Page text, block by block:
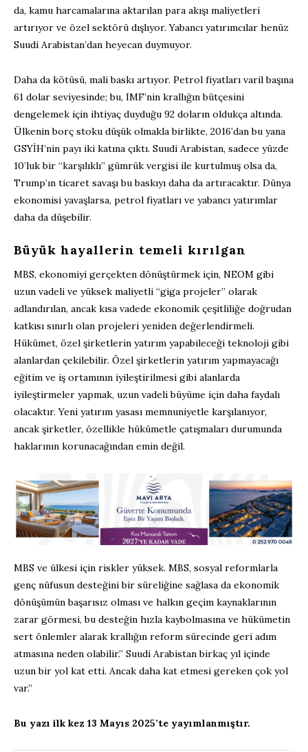
da, kamu harcamalarına aktarılan para akışı maliyetleri
artırıyor ve özel sektörü dışlıyor. Yabancı yatırımcılar henüz
Suudi Arabistan’dan heyecan duymuyor.
Daha da kötüsü, mali baskı artıyor. Petrol fiyatları varil başına
61 dolar seviyesinde; bu, IMF’nin krallığın bütçesini
dengelemek için ihtiyaç duyduğu 92 doların oldukça altında.
Ülkenin borç stoku düşük olmakla birlikte, 2016’dan bu yana
GSYİH’nin payı iki katına çıktı. Suudi Arabistan, sadece yüzde
10’luk bir “karşılıklı” gümrük vergisi ile kurtulmuş olsa da,
Trump’ın ticaret savaşı bu baskıyı daha da artıracaktır. Dünya
ekonomisi yavaşlarsa, petrol fiyatları ve yabancı yatırımlar
daha da düşebilir.
Büyük hayallerin temeli kırılgan
MBS, ekonomiyi gerçekten dönüştürmek için, NEOM gibi
uzun vadeli ve yüksek maliyetli “giga projeler” olarak
adlandırılan, ancak kısa vadede ekonomik çeşitliliğe doğrudan
katkısı sınırlı olan projeleri yeniden değerlendirmeli.
Hükümet, özel şirketlerin yatırım yapabileceği teknoloji gibi
alanlardan çekilebilir. Özel şirketlerin yatırım yapmayacağı
eğitim ve iş ortamının iyileştirilmesi gibi alanlarda
iyileştirmeler yapmak, uzun vadeli büyüme için daha faydalı
olacaktır. Yeni yatırım yasası memnuniyetle karşılanıyor,
ancak şirketler, özellikle hükümetle çatışmaları durumunda
haklarının korunacağından emin değil.
MBS ve ülkesi için riskler yüksek. MBS, sosyal reformlarla
genç nüfusun desteğini bir süreliğine sağlasa da ekonomik
dönüşümün başarısız olması ve halkın geçim kaynaklarının
zarar görmesi, bu desteğin hızla kaybolmasına ve hükümetin
sert önlemler alarak krallığın reform sürecinde geri adım
atmasına neden olabilir.” Suudi Arabistan birkaç yıl içinde
uzun bir yol kat etti. Ancak daha kat etmesi gereken çok yol
var.”
Bu yazı ilk kez 13 Mayıs 2025’te yayımlanmıştır.